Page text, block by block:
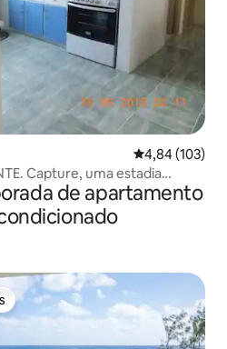
4,84 de uma
4,84 (103)
Capture, uma estadia
de apartamento
dos hóspedes